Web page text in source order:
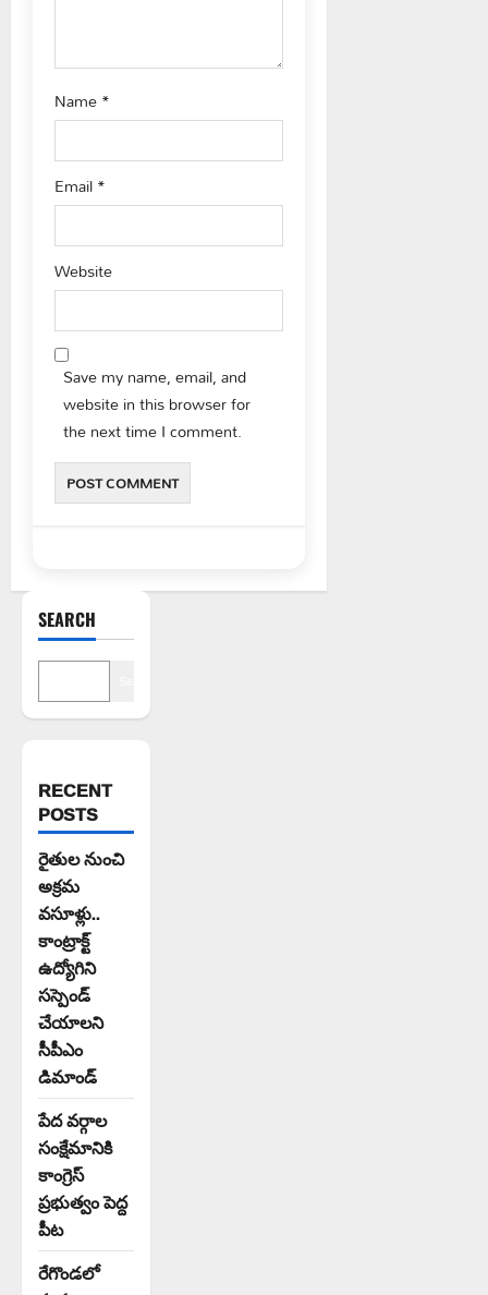
Name*
Email*
Website
Save my name, email, and
website in this browser for
the next time I comment.
SEARCH
RECENT
POSTS
రైతుల నుంచి
అక్రమ
వసూళ్లు..
కాంట్రాక్ట్
ఉద్యోగిని
సస్పెండ్
చేయాలని
సీపీఎం
డిమాండ్
పేద వర్గాల
సంక్షేమానికి
కాంగ్రెస్
ప్రభుత్వం పెద్ద
పీట
రేగొండలో